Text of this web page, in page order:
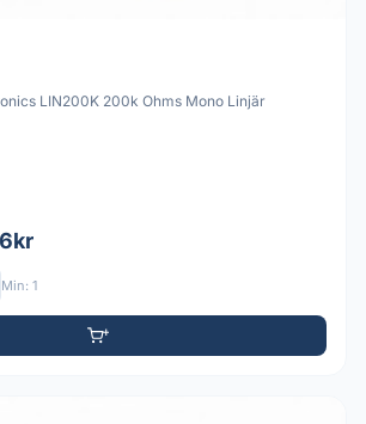
LIN200K 200k Ohms Mono Linjär
Min: 1